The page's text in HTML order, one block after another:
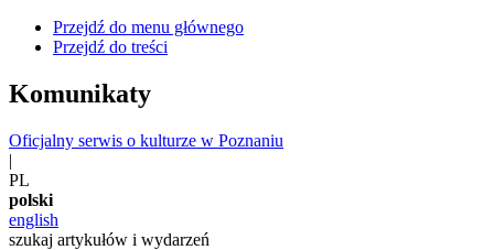
Przejdź do menu głównego
Przejdź do treści
Komunikaty
Oficjalny serwis o kulturze w Poznaniu
|
PL
polski
english
szukaj artykułów i wydarzeń